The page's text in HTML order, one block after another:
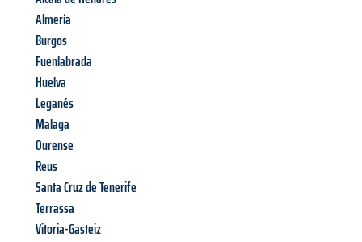
Almería
Burgos
Fuenlabrada
Huelva
Leganés
Malaga
Ourense
Reus
Santa Cruz de Tenerife
Terrassa
Vitoria-Gasteiz